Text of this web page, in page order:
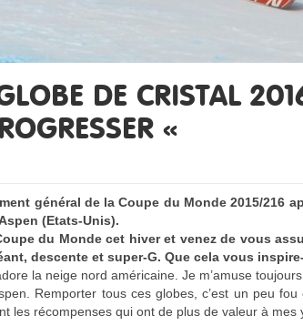
DE CRISTAL
«
général de la Coupe du Monde 2015/216
(Etats-Unis).
du Monde cet hiver et venez de vous
descente et super-G. Que cela vous
la neige nord américaine. Je m’amuse
Remporter tous ces globes, c’est un peu
les récompenses qui ont de plus de valeur à mes